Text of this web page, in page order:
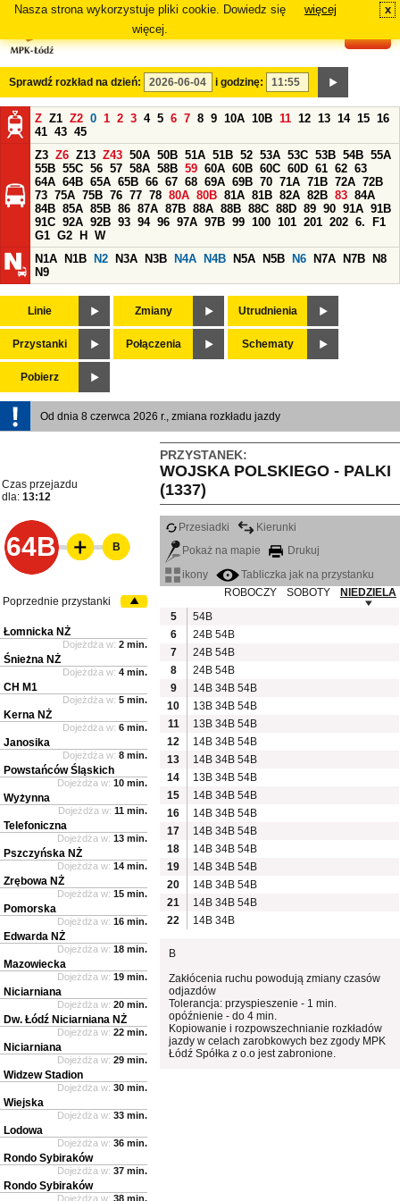
Nasza strona wykorzystuje pliki cookie. Dowiedz się
więcej.
więcej x
Sprawdź rozkład na dzień: i godzinę:
Z Z1 Z2 0 1 2 3 4 5 6 7 8 9 10A 10B 11 12 13 14 15 16
41 43 45
Z3 Z6 Z13 Z43 50A 50B 51A 51B 52 53A 53C 53B 54B 55A
55B 55C 56 57 58A 58B 59 60A 60B 60C 60D 61 62 63
64A 64B 65A 65B 66 67 68 69A 69B 70 71A 71B 72A 72B
73 75A 75B 76 77 78 80A 80B 81A 81B 82A 82B 83 84A
84B 85A 85B 86 87A 87B 88A 88B 88C 88D 89 90 91A 91B
91C 92A 92B 93 94 96 97A 97B 99 100 101 201 202 6.
F1
G1 G2 H
W
N1A
N1B N2 N3A N3B N4A N4B N5A N5B N6 N7A N7B
N8
N9
Linie Zmiany Utrudnienia
Przystanki Połączenia Schematy
Pobierz
Od dnia 8 czerwca 2026 r., zmiana rozkładu jazdy
PRZYSTANEK:
WOJSKA POLSKIEGO - PALKI
(1337)
Czas przejazdu
dla: 13:12
64B
Przesiadki
Kierunki
Pokaż na mapie
Drukuj
ikony
Tabliczka jak na przystanku
ROBOCZY
SOBOTY
NIEDZIELA
5
54B
6
24B 54B
7
24B 54B
8
24B 54B
9
14B 34B 54B
10
13B 34B 54B
11
13B 34B 54B
12
14B 34B 54B
13
14B 34B 54B
14
13B 34B 54B
15
14B 34B 54B
16
14B 34B 54B
17
14B 34B 54B
18
14B 34B 54B
19
14B 34B 54B
20
14B 34B 54B
21
14B 34B 54B
22
14B 34B
B
Zakłócenia ruchu powodują zmiany czasów
odjazdów
Tolerancja: przyspieszenie - 1 min.
opóźnienie - do 4 min.
Kopiowanie i rozpowszechnianie rozkładów
jazdy w celach zarobkowych bez zgody MPK
Łódź Spółka z o.o jest zabronione.
B
Poprzednie przystanki
Łomnicka NŻ
Dojeżdża w: 2 min.
Śnieżna NŻ
Dojeżdża w: 4 min.
CH M1
Dojeżdża w: 5 min.
Kerna NŻ
Dojeżdża w: 6 min.
Janosika
Dojeżdża w: 8 min.
Powstańców Śląskich
Dojeżdża w: 10 min.
Wyżynna
Dojeżdża w: 11 min.
Telefoniczna
Dojeżdża w: 13 min.
Pszczyńska NŻ
Dojeżdża w: 14 min.
Zrębowa NŻ
Dojeżdża w: 15 min.
Pomorska
Dojeżdża w: 16 min.
Edwarda NŻ
Dojeżdża w: 18 min.
Mazowiecka
Dojeżdża w: 19 min.
Niciarniana
Dojeżdża w: 20 min.
Dw. Łódź Niciarniana NŻ
Dojeżdża w: 22 min.
Niciarniana
Dojeżdża w: 29 min.
Widzew Stadion
Dojeżdża w: 30 min.
Wiejska
Dojeżdża w: 33 min.
Lodowa
Dojeżdża w: 36 min.
Rondo Sybiraków
Dojeżdża w: 37 min.
Rondo Sybiraków
Dojeżdża w: 38 min.